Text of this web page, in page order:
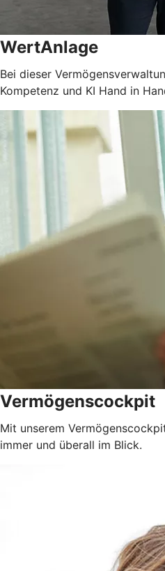
WertAnlage
Bei dieser
Kompetenz und KI Hand in
Vermögenscockpit
Mit unserem
immer und überall im Blick.